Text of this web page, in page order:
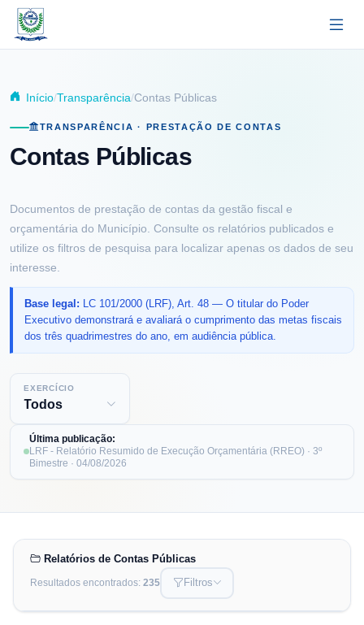
Pular para o conteúdo principal
Início Transparência Contas Públicas
TRANSPARÊNCIA · PRESTAÇÃO DE CONTAS
Contas Públicas
EXERCÍCIO
Última publicação:
LRF - Relatório Resumido de Execução Orçamentária (RREO) · 3º
Bimestre · 04/08/2026
Documentos de prestação de contas da gestão fiscal e
orçamentária do Município. Consulte os relatórios publicados e
utilize os filtros de pesquisa para localizar apenas os dados de seu
interesse.
Base legal: LC 101/2000 (LRF), Art. 48 — O titular do Poder
Executivo demonstrará e avaliará o cumprimento das metas fiscais
dos três quadrimestres do ano, em audiência pública.
Relatórios de Contas Públicas
Resultados encontrados: 235 Filtros